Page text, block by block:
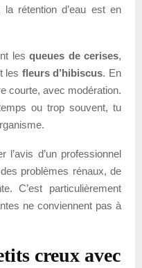
rétention d’eau est en
lesqueues de cerises,
les fleurs d’hibiscus. En
courte, avec modération.
ou trop souvent, tu
l’avis d’un professionnel
problèmes rénaux, de
C’est particulièrement
ne conviennent pas à
creux avec